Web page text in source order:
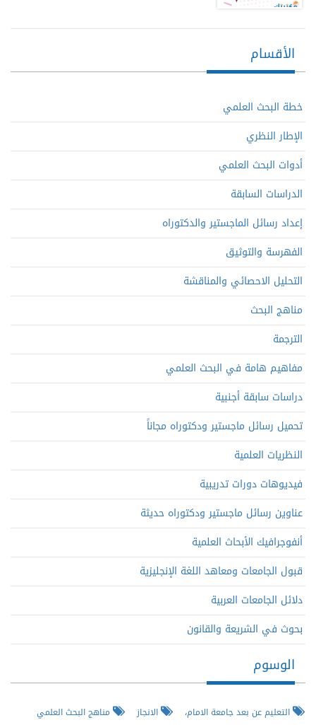
الأقسام
خطة البحث العلمي
الإطار النظري
أدوات البحث العلمي
الدراسات السابقة
إعداد رسائل الماجستير والدكتوراه
الفهرسة والتوثيق
التحليل الاحصائي والمناقشة
مناهج البحث
الترجمة
مفاهيم هامة في البحث العلمي
دراسات سابقة أجنبية
تحميل رسائل ماجستير ودكتوراه مجاناً
النظريات العلمية
فيديوهات دورات تدريبية
عناوين رسائل ماجستير ودكتوراه حديثة
أنفوجرافيك الأبحاث العلمية
قبول الجامعات ومعاهد اللغة الإنجليزية
دلائل الجامعات العربية
بحوث في الشريعة والقانون
الوسوم
التعليم عن بعد جامعة الامام، الانجاز
مناهج البحث العلمي